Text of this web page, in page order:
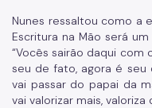
Nunes ressaltou como a
Escritura na Mão será
“Vocês sairão daqui com
seu de fato, agora é seu
vai passar do papai da
vai valorizar mais, valoriza